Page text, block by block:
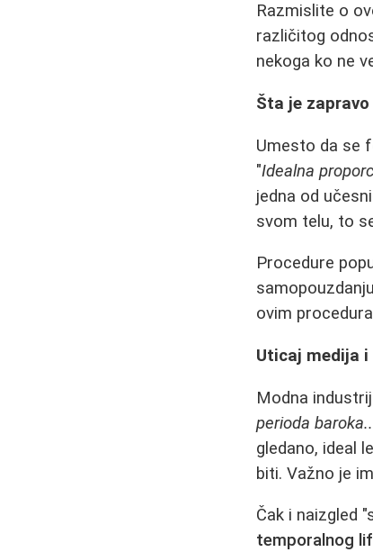
Razmislite o
različitog
nekoga ko ne
Šta je
Umesto da se
"Idealna
jedna od
svom telu, to
Procedure
ovim
Uticaj medija
Modna
perioda
gledano, ideal
biti. Važno je
Čak i naizgled
temporalnog